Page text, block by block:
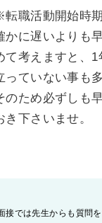
職活動開始時
かに遅いよりも
て考えますと、
っていない事も
のため必ずしも
き下さいませ。
接では先生からも質問